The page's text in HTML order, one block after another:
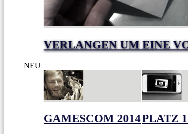
VERLANGEN UM EINE
NEU
GAMESCOM 2014PLATZ